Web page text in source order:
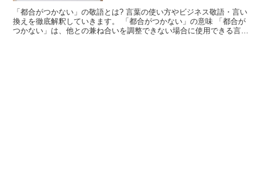
「都合がつかない」の敬語とは? 言葉の使い方やビジネス敬語・言い
換えを徹底解釈していきます。 「都合がつかない」の意味 「都合が
つかない」は、他との兼ね合いを調整できない場合に使用できる言葉